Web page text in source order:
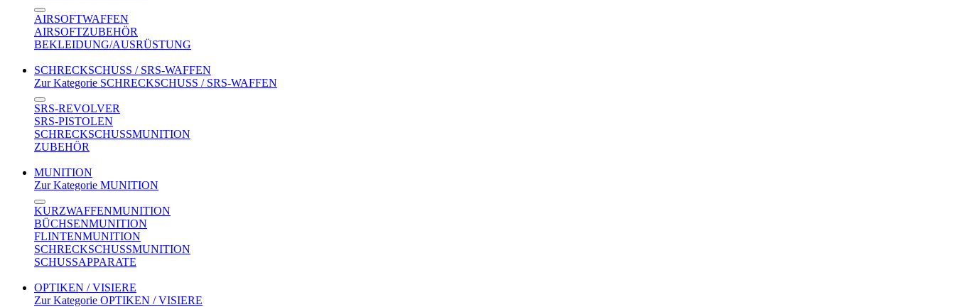
AIRSOFTWAFFEN
AIRSOFTZUBEHÖR
BEKLEIDUNG/AUSRÜSTUNG
SCHRECKSCHUSS / SRS-WAFFEN
Zur Kategorie SCHRECKSCHUSS / SRS-WAFFEN
SRS-REVOLVER
SRS-PISTOLEN
SCHRECKSCHUSSMUNITION
ZUBEHÖR
MUNITION
Zur Kategorie MUNITION
KURZWAFFENMUNITION
BÜCHSENMUNITION
FLINTENMUNITION
SCHRECKSCHUSSMUNITION
SCHUSSAPPARATE
OPTIKEN / VISIERE
Zur Kategorie OPTIKEN / VISIERE